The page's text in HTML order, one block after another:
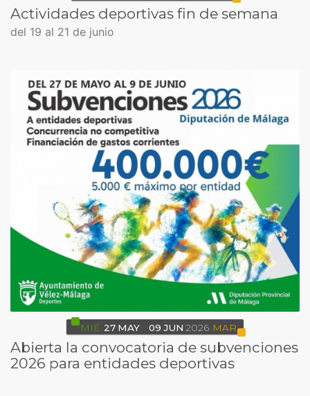
Actividades deportivas fin de semana
del 19 al 21 de junio
MIÉ 27 MAY 09 JUN 2026 MAR
Abierta la convocatoria de subvenciones
2026 para entidades deportivas